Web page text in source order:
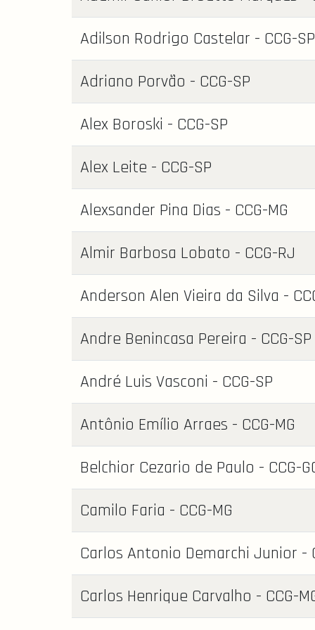
Adilson Rodrigo Castelar - CCG-SP
Adriano Porvão - CCG-SP
Alex Boroski - CCG-SP
Alex Leite - CCG-SP
Alexsander Pina Dias - CCG-MG
Almir Barbosa Lobato - CCG-RJ
Anderson Alen Vieira da Silva -
Andre Benincasa Pereira - CCG-SP
André Luis Vasconi - CCG-SP
Antônio Emílio Arraes - CCG-MG
Belchior Cezario de Paulo - CCG-
Camilo Faria - CCG-MG
Carlos Antonio Demarchi Junior -
Carlos Henrique Carvalho - CCG-